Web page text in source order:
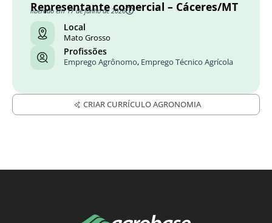
Representante comercial – Cáceres/MT
liberado em 17 de junho de 2026
Local
Mato Grosso
Profissões
Emprego Agrônomo, Emprego Técnico Agrícola
CRIAR CURRÍCULO AGRONOMIA